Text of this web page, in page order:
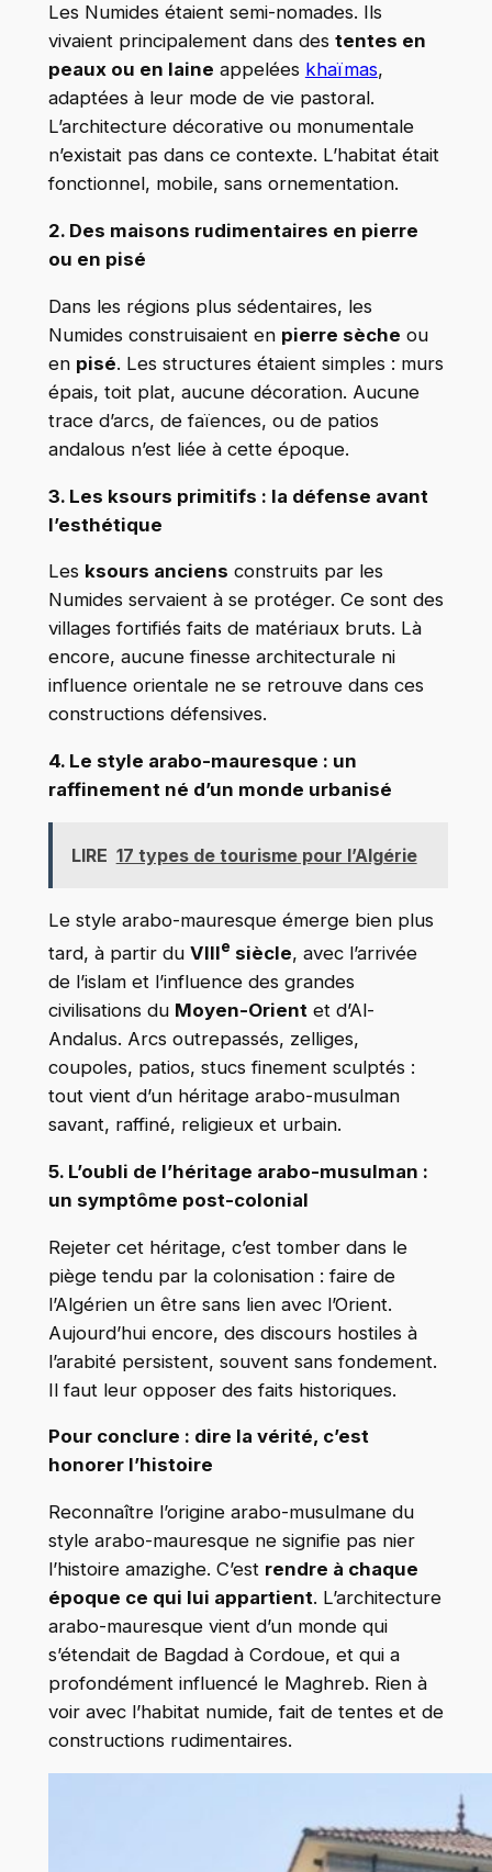
Les Numides étaient semi-nomades. Ils
vivaient principalement dans des tentes en
peaux ou en laine appelées khaïmas,
adaptées à leur mode de vie pastoral.
L’architecture décorative ou monumentale
n’existait pas dans ce contexte. L’habitat était
fonctionnel, mobile, sans ornementation.
2. Des maisons rudimentaires en pierre
ou en pisé
Dans les régions plus sédentaires, les
Numides construisaient en pierre sèche ou
en pisé. Les structures étaient simples : murs
épais, toit plat, aucune décoration. Aucune
trace d’arcs, de faïences, ou de patios
andalous n’est liée à cette époque.
3. Les ksours primitifs : la défense avant
l’esthétique
Les ksours anciens construits par les
Numides servaient à se protéger. Ce sont des
villages fortifiés faits de matériaux bruts. Là
encore, aucune finesse architecturale ni
influence orientale ne se retrouve dans ces
constructions défensives.
4. Le style arabo-mauresque : un
raffinement né d’un monde urbanisé
LIRE 17 types de tourisme pour l’Algérie
Le style arabo-mauresque émerge bien plus
tard, à partir du VIIIe siècle, avec l’arrivée
de l’islam et l’influence des grandes
civilisations du Moyen-Orientet d’Al-
Andalus. Arcs outrepassés, zelliges,
coupoles, patios, stucs finement sculptés :
tout vient d’un héritage arabo-musulman
savant, raffiné, religieux et urbain.
5. L’oubli de l’héritage arabo-musulman :
un symptôme post-colonial
Rejeter cet héritage, c’est tomber dans le
piège tendu par la colonisation : faire de
l’Algérien un être sans lien avec l’Orient.
Aujourd’hui encore, des discours hostiles à
l’arabité persistent, souvent sans fondement.
Il faut leur opposer des faits historiques.
Pour conclure : dire la vérité, c’est
honorer l’histoire
Reconnaître l’origine arabo-musulmane du
style arabo-mauresque ne signifie pas nier
l’histoire amazighe. C’est rendre à chaque
époque ce qui lui appartient. L’architecture
arabo-mauresque vient d’un monde qui
s’étendait de Bagdad à Cordoue, et qui a
profondément influencé le Maghreb. Rien à
voir avec l’habitat numide, fait de tentes et de
constructions rudimentaires.